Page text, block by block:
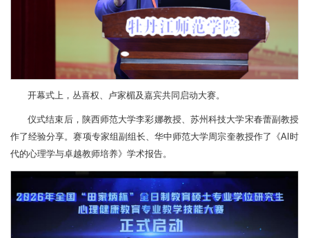
开幕式上，丛喜权、卢家楣及嘉宾共同启动大赛。
仪式结束后，陕西师范大学李彩娜教授、苏州科技大学宋春蕾副教授
作了经验分享。赛项专家组副组长、华中师范大学周宗奎教授作了《AI时
代的心理学与卓越教师培养》学术报告。